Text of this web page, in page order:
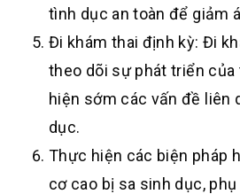
tình dục an toàn để giảm
Đi khám thai định kỳ: Đi
theo dõi sự phát triển của
hiện sớm các vấn đề liên
dục.
Thực hiện các biện pháp
cơ cao bị sa sinh dục,